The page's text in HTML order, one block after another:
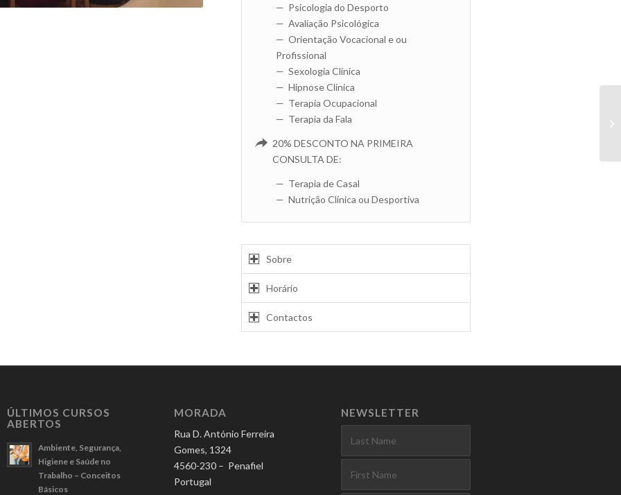
— Psicologia do Desporto
— Avaliação Psicológica
— Orientação Vocacional e ou
Profissional
— Sexologia Clínica
— Hipnose Clínica
— Terapia Ocupacional
— Terapia da Fala
20% DESCONTO NA PRIMEIRA
CONSULTA DE:
— Terapia de Casal
— Nutrição Clínica ou Desportiva
Sobre
Horário
Contactos
ÚLTIMOS CURSOS
ABERTOS
Ambiente, Segurança,
Higiene e Saúde no
Trabalho – Conceitos
Básicos
MORADA
Rua D. António Ferreira
Gomes, 1324
4560-230 – Penafiel
Portugal
NEWSLETTER